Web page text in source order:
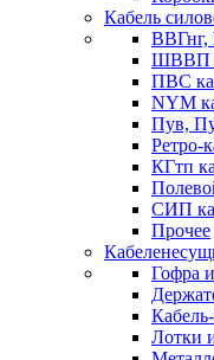
Кабель
ВВГнг,
ШВВП
ПВС
NYM
Пув,
Ретро-
КГтп
СИП
Прочее
Гофра
Лотки